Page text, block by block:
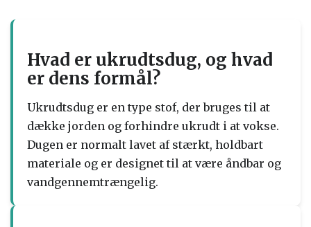
Hvad er ukrudtsdug, og hvad
er dens formål?
Ukrudtsdug er en type stof, der bruges til at
dække jorden og forhindre ukrudt i at vokse.
Dugen er normalt lavet af stærkt, holdbart
materiale og er designet til at være åndbar og
vandgennemtrængelig.